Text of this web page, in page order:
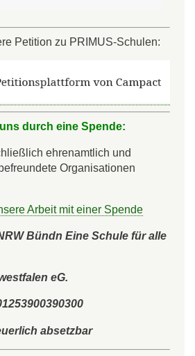
Petition zu PRIMUS-Schulen:
durch eine Spende:
ehrenamtlich und
Organisationen
Arbeit mit einer Spende
Bündn Eine Schule für alle
eG.
absetzbar